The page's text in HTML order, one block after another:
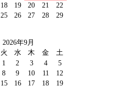
18 19 20 21
22
25 26 27 28
29
2026年9月
火 水 木 金
土
1
2 3 4
5
8 9 10 11
12
15 16 17 18
19